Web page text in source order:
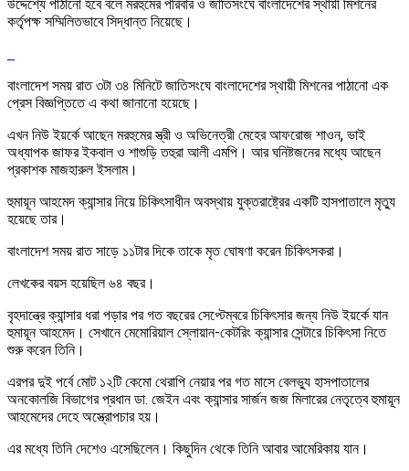
উদ্দেশ্যে পাঠানো হবে বলে মরহুমের পরিবার ও জাতিসংঘে বাংলাদেশের স্থায়ী মিশনের
কর্তৃপক্ষ সম্মিলিতভাবে সিদ্ধান্ত নিয়েছে।
বাংলাদেশ সময় রাত ৩টা ৩৪ মিনিটে জাতিসংঘে বাংলাদেশের স্থায়ী মিশনের পাঠানো এক
প্রেস বিজ্ঞপ্তিতে এ কথা জানানো হয়েছে।
এখন নিউ ইয়র্কে আছেন মরহুমের স্ত্রী ও অভিনেত্রী মেহের আফরোজ শাওন, ভাই
অধ্যাপক জাফর ইকবাল ও শাশুড়ি তহুরা আলী এমপি। আর ঘনিষ্টজনের মধ্যে আছেন
প্রকাশক মাজহারুল ইসলাম।
হুমায়ূন আহমেদ ক্যান্সার নিয়ে চিকিৎসাধীন অবস্থায় যুক্তরাষ্ট্রের একটি হাসপাতালে মৃত্যু
হয়েছে তার।
বাংলাদেশ সময় রাত সাড়ে ১১টার দিকে তাকে মৃত ঘোষণা করেন চিকিৎসকরা।
লেখকের বয়স হয়েছিল ৬৪ বছর।
বৃহদান্ত্রে ক্যান্সার ধরা পড়ার পর গত বছরের সেপ্টেম্বরে চিকিৎসার জন্য নিউ ইয়র্কে যান
হুমায়ূন আহমেদ। সেখানে মেমোরিয়াল স্লোয়ান-কেটরিং ক্যান্সার সেন্টারে চিকিৎসা নিতে
শুরু করেন তিনি।
এরপর দুই পর্বে মোট ১২টি কেমো থেরাপি নেয়ার পর গত মাসে বেলভ্যু হাসপাতালের
অনকোলজি বিভাগের প্রধান ডা. জেইন এবং ক্যান্সার সার্জন জজ মিলারের নেতৃত্বে হুমায়ূন
আহমেদের দেহে অস্ত্রোপচার হয়।
এর মধ্যে তিনি দেশেও এসেছিলেন। কিছুদিন থেকে তিনি আবার আমেরিকায় যান।